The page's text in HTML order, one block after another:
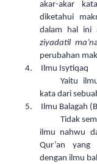
akar-akar
diketahui
dalam hal ini
ziyadatil ma’n
perubahan
4.
Ilmu Isytiqaq
Yaitu
kata dari
5.
Ilmu Balagah
Tidak
ilmu nahwu
Qur’an yang
dengan ilmu